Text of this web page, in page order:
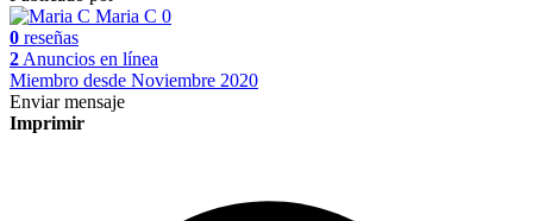
Maria C 0
0 reseñas
2 Anuncios en línea
Miembro desde Noviembre 2020
Enviar mensaje
Imprimir